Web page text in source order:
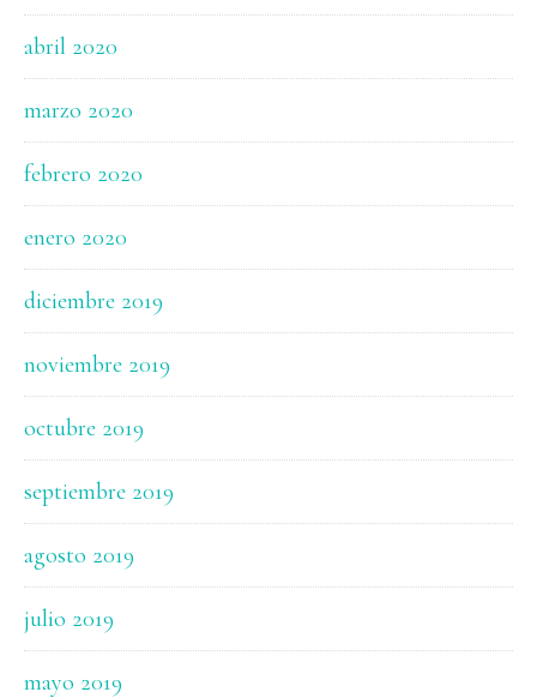
abril 2020
marzo 2020
febrero 2020
enero 2020
diciembre 2019
noviembre 2019
octubre 2019
septiembre 2019
agosto 2019
julio 2019
mayo 2019